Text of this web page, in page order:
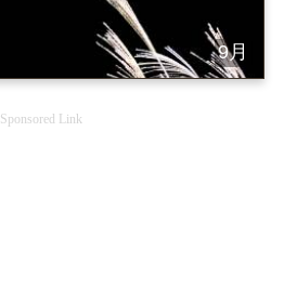
9月
Sponsored Link